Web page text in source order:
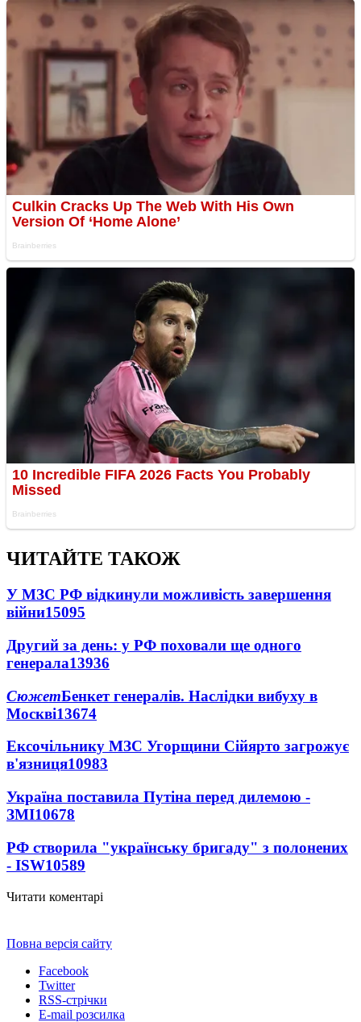
ЧИТАЙТЕ ТАКОЖ
У МЗС РФ відкинули можливість завершення
війни15095
Другий за день: у РФ поховали ще одного
генерала13936
СюжетБенкет генералів. Наслідки вибуху в
Москві13674
Ексочільнику МЗС Угорщини Сійярто загрожує
в'язниця10983
Україна поставила Путіна перед дилемою -
ЗМІ10678
РФ створила "українську бригаду" з полонених
- ISW10589
Читати коментарі
Повна версія сайту
Facebook
Twitter
RSS-стрічки
E-mail розсилка